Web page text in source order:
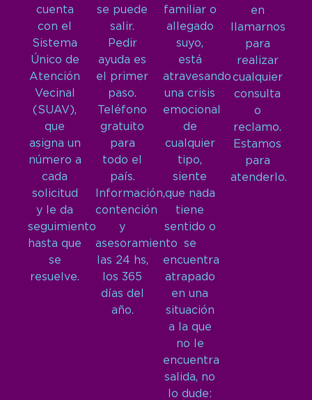
cuenta
con el
Sistema
Único de
Atención
Vecinal
(SUAV),
que
asigna un
número a
cada
solicitud
y le da
seguimiento
hasta que
se
resuelve.
se puede
salir.
Pedir
ayuda es
el primer
paso.
Teléfono
gratuito
para
todo el
país.
Información,
contención
y
asesoramiento
las 24 hs,
los 365
días del
año.
familiar o
allegado
suyo,
está
atravesando
una crisis
emocional
de
cualquier
tipo,
siente
que nada
tiene
sentido o
se
encuentra
atrapado
en una
situación
a la que
no le
encuentra
salida, no
lo dude:
en
llamarnos
para
realizar
cualquier
consulta
o
reclamo.
Estamos
para
atenderlo.